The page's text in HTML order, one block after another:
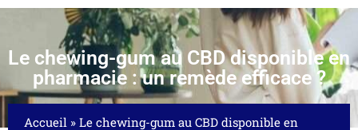
Le chewing-gum au CBD disponible en
pharmacie : un remède efficace ?
Accueil » Le chewing-gum au CBD disponible en